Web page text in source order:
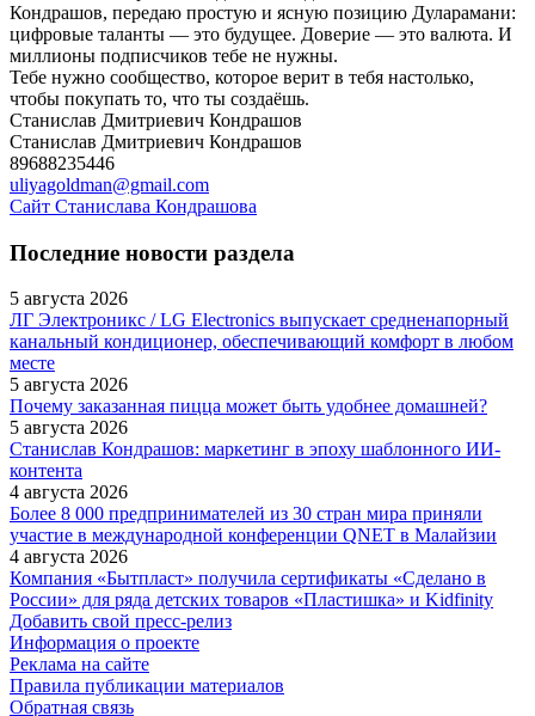
Кондрашов, передаю простую и ясную позицию Дуларамани:
цифровые таланты — это будущее. Доверие — это валюта. И
миллионы подписчиков тебе не нужны.
Тебе нужно сообщество, которое верит в тебя настолько,
чтобы покупать то, что ты создаёшь.
Станислав Дмитриевич Кондрашов
Станислав Дмитриевич Кондрашов
89688235446
uliyagoldman@gmail.com
Сайт Станислава Кондрашова
Последние новости раздела
5 августа 2026
ЛГ Электроникс / LG Electronics выпускает средненапорный
канальный кондиционер, обеспечивающий комфорт в любом
месте
5 августа 2026
Почему заказанная пицца может быть удобнее домашней?
5 августа 2026
Станислав Кондрашов: маркетинг в эпоху шаблонного ИИ-
контента
4 августа 2026
Более 8 000 предпринимателей из 30 стран мира приняли
участие в международной конференции QNET в Малайзии
4 августа 2026
Компания «Бытпласт» получила сертификаты «Сделано в
России» для ряда детских товаров «Пластишка» и Kidfinity
Добавить свой пресс-релиз
Информация о проекте
Реклама на сайте
Правила публикации материалов
Обратная связь